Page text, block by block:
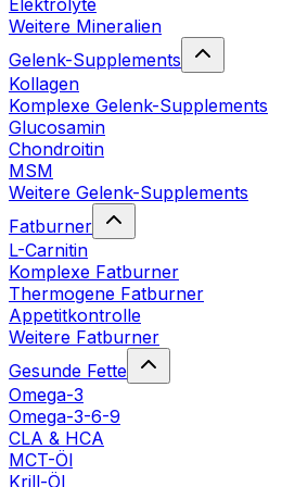
Elektrolyte
Weitere Mineralien
Gelenk-Supplements
Kollagen
Komplexe Gelenk-Supplements
Glucosamin
Chondroitin
MSM
Weitere Gelenk-Supplements
Fatburner
L-Carnitin
Komplexe Fatburner
Thermogene Fatburner
Appetitkontrolle
Weitere Fatburner
Gesunde Fette
Omega-3
Omega-3-6-9
CLA & HCA
MCT-Öl
Krill-Öl